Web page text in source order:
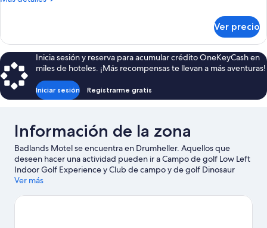
Ver precio
Inicia sesión y reserva para acumular crédito OneKeyCash en
miles de hoteles. ¡Más recompensas te llevan a más aventuras!
Iniciar sesión Registrarme gratis
Información de la zona
Badlands Motel se encuentra en Drumheller. Aquellos que
deseen hacer una actividad pueden ir a Campo de golf Low Left
Indoor Golf Experience y Club de campo y de golf Dinosaur
Trail, mientras que quienes quieran apreciar la belleza natural
Parque provincial Midland. También vale la pena conocer The
Ver más